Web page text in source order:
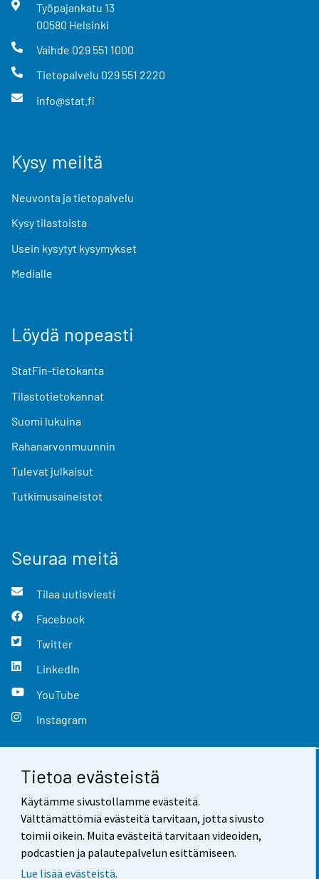
Tietoa evästeistä
Käytämme sivustollamme evästeitä.
Välttämättömiä evästeitä tarvitaan, jotta sivusto
toimii oikein. Muita evästeitä tarvitaan videoiden,
podcastien ja palautepalvelun esittämiseen.
Lue lisää evästeistä.
Työpajankatu 13
00580 Helsinki
Vaihde 029 551 1000
Tietopalvelu 029 551 2220
info@stat.fi
Kysy meiltä
Neuvonta ja tietopalvelu
Kysy tilastoista
Usein kysytyt kysymykset
Medialle
Löydä nopeasti
StatFin-tietokanta
Tilastotietokannat
Suomi lukuina
Rahanarvonmuunnin
Tulevat julkaisut
Tutkimusaineistot
Seuraa meitä
Tilaa uutisviesti
Facebook
Twitter
LinkedIn
YouTube
Instagram
Yhteystiedot
Palaute
Käyttöehdot